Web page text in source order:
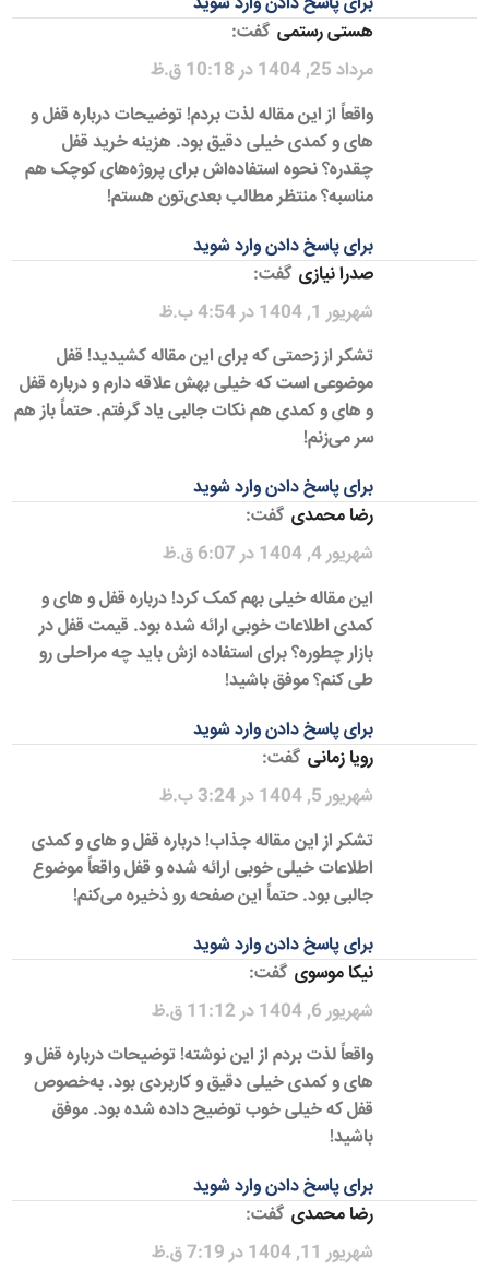
هستی رستمی گفت:
مرداد 25, 1404 در 10:18 ق.ظ
واقعاً از این مقاله لذت بردم! توضیحات درباره قفل و
های و کمدی خیلی دقیق بود. هزینه خرید قفل
چقدره؟ نحوه استفاده‌اش برای پروژه‌های کوچک هم
مناسبه؟ منتظر مطالب بعدی‌تون هستم!
برای پاسخ دادن وارد شوید
صدرا نیازی گفت:
شهریور 1, 1404 در 4:54 ب.ظ
تشکر از زحمتی که برای این مقاله کشیدید! قفل
موضوعی است که خیلی بهش علاقه دارم و درباره قفل
و های و کمدی هم نکات جالبی یاد گرفتم. حتماً باز هم
سر می‌زنم!
برای پاسخ دادن وارد شوید
رضا محمدی گفت:
شهریور 4, 1404 در 6:07 ق.ظ
این مقاله خیلی بهم کمک کرد! درباره قفل و های و
کمدی اطلاعات خوبی ارائه شده بود. قیمت قفل در
بازار چطوره؟ برای استفاده ازش باید چه مراحلی رو
طی کنم؟ موفق باشید!
برای پاسخ دادن وارد شوید
رویا زمانی گفت:
شهریور 5, 1404 در 3:24 ب.ظ
تشکر از این مقاله جذاب! درباره قفل و های و کمدی
اطلاعات خیلی خوبی ارائه شده و قفل واقعاً موضوع
جالبی بود. حتماً این صفحه رو ذخیره می‌کنم!
برای پاسخ دادن وارد شوید
نیکا موسوی گفت:
شهریور 6, 1404 در 11:12 ق.ظ
واقعاً لذت بردم از این نوشته! توضیحات درباره قفل و
های و کمدی خیلی دقیق و کاربردی بود. به‌خصوص
قفل که خیلی خوب توضیح داده شده بود. موفق
باشید!
برای پاسخ دادن وارد شوید
رضا محمدی گفت:
شهریور 11, 1404 در 7:19 ق.ظ